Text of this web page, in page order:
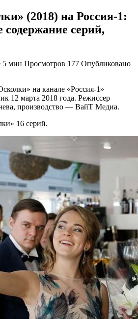
(2018) на Россия-1:
содержание серий,
5 мин Просмотров 177 Опубликовано
на канале «Россия-1»
12 марта 2018 года. Режиссер
производство — ВайТ Медиа.
16 серий.